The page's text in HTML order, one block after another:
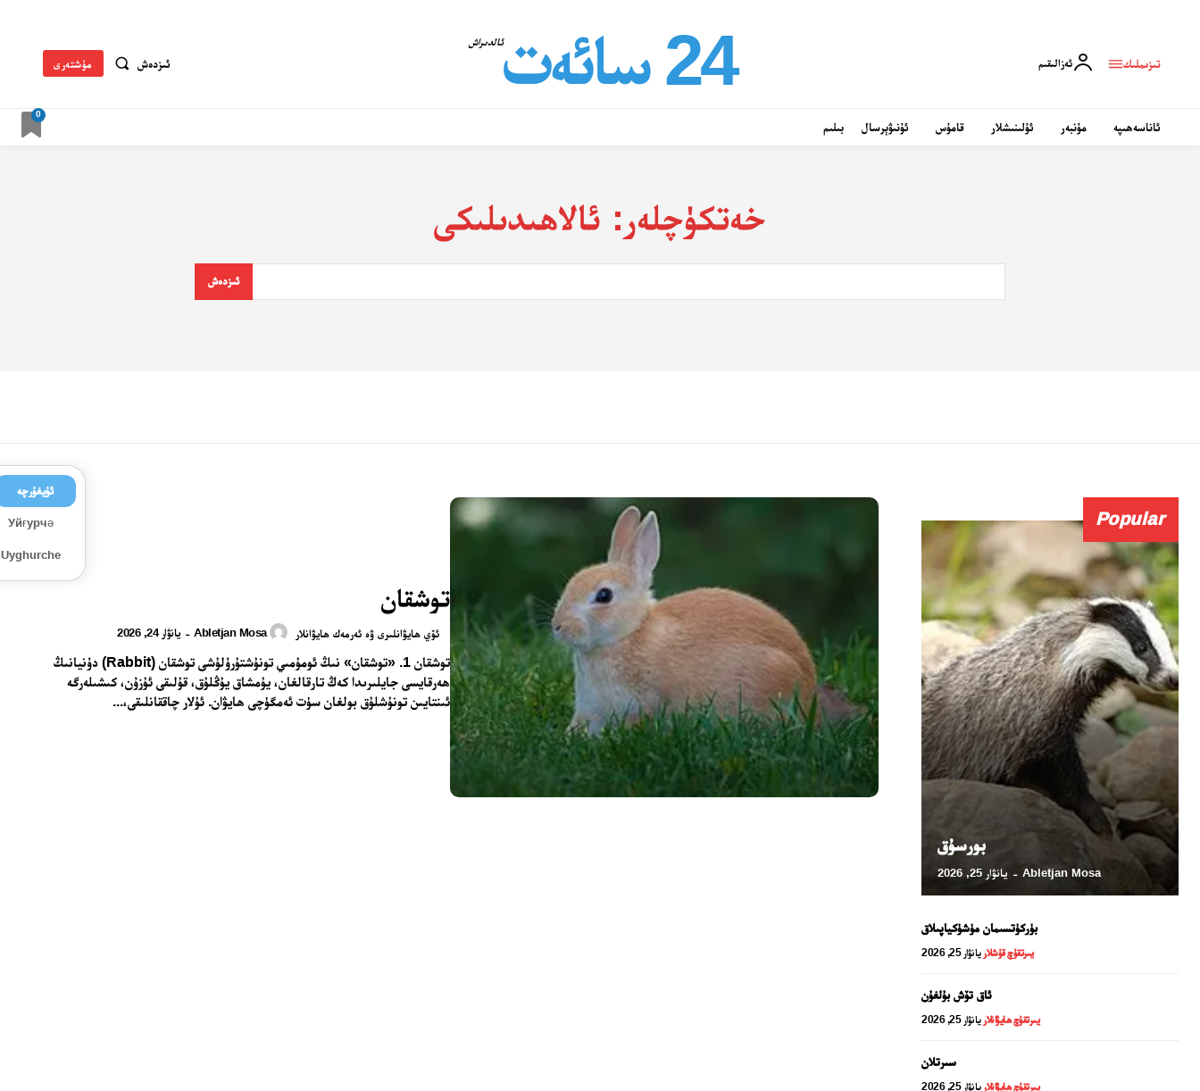
تىزىملىك ئەزالىقىم 24 سائەت ئالدىراش
ئىزدەش مۇشتەرى
ئاناسەھىپە مۇنبەر ئۇلىنىشلار قامۇس ئۇنىۋېرسال بىلىم
0
خەتكۈچلەر: ئالاھىدىلىكى
ئىزدەش
توشقان
ئۆي ھايۋانلىرى ۋە ئەرمەك ھايۋانلار Abletjan Mosa
- يانۋار 24, 2026
توشقان 1. «توشقان» نىڭ ئومۇمىي تونۇشتۇرۇلۇشى توشقان (Rabbit) دۇنيانىڭ
ھەرقايسى جايلىرىدا كەڭ تارقالغان، يۇمشاق يۇڭلۇق، قۇلىقى ئۇزۇن، كىشىلەرگە
ئىنتايىن تونۇشلۇق بولغان سۈت ئەمگۈچى ھايۋان. ئۇلار چاققانلىقى،...
Popular
بورسۇق
Abletjan Mosa
- يانۋار 25, 2026
بۈركۈتسىمان مۈشۈكياپىلاق
يىرتقۇچ قۇشلار يانۋار 25, 2026
ئاق تۆش بۇلغۇن
يىرتقۇچ ھايۋانلار يانۋار 25, 2026
سىرتلان
يىرتقۇچ ھايۋانلار يانۋار 25, 2026
ئۇيغۇرچە
Уйғурчә
Uyghurche